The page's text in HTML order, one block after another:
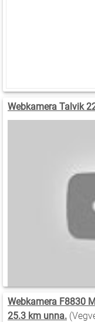
Webkamera Talvik
Webkamera F8830
25.3 km unna.